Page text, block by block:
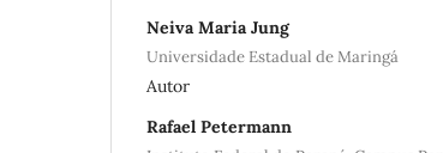
Neiva Maria Jung
Universidade Estadual de Maringá
Autor
Rafael Petermann